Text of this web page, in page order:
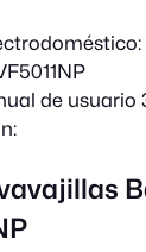
de usuario